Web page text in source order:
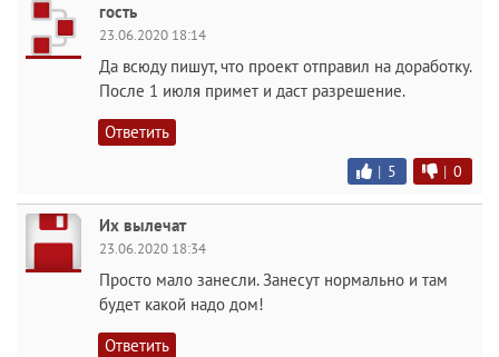
гость
23.06.2020 18:14
Да всюду пишут, что проект отправил на доработку.
После 1 июля примет и даст разрешение.
Ответить
| 5 | 0
Их вылечат
23.06.2020 18:34
Просто мало занесли. Занесут нормально и там
будет какой надо дом!
Ответить